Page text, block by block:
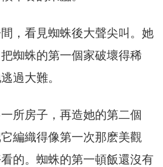
，看見蜘蛛後大聲尖叫。她
蜘蛛的第一個家破壞得稀
過大難。
所房子，再造她的第二個
編織得像第一次那麽美觀
的。蜘蛛的第一頓飯還沒有